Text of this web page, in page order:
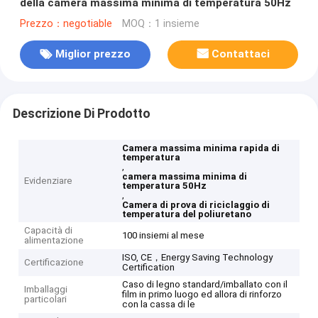
della camera massima minima di temperatura 50Hz
Prezzo：negotiable MOQ：1 insieme
Miglior prezzo Contattaci
Descrizione Di Prodotto
Evidenziare
Camera massima minima rapida di
temperatura
,
camera massima minima di
temperatura 50Hz
,
Camera di prova di riciclaggio di
temperatura del poliuretano
Capacità di
alimentazione
100 insiemi al mese
Certificazione
ISO, CE，Energy Saving Technology
Certification
Imballaggi
particolari
Caso di legno standard/imballato con il
film in primo luogo ed allora di rinforzo
con la cassa di le